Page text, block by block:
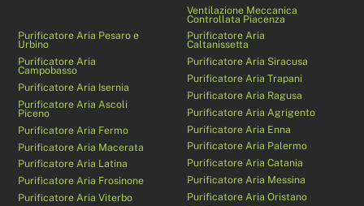
Ventilazione Meccanica
Controllata Piacenza
Purificatore Aria Pesaro e
Urbino
Purificatore Aria
Campobasso
Purificatore Aria Isernia
Purificatore Aria Ascoli
Piceno
Purificatore Aria Fermo
Purificatore Aria Macerata
Purificatore Aria Latina
Purificatore Aria Frosinone
Purificatore Aria Viterbo
Purificatore Aria
Caltanissetta
Purificatore Aria Siracusa
Purificatore Aria Trapani
Purificatore Aria Ragusa
Purificatore Aria Agrigento
Purificatore Aria Enna
Purificatore Aria Palermo
Purificatore Aria Catania
Purificatore Aria Messina
Purificatore Aria Oristano